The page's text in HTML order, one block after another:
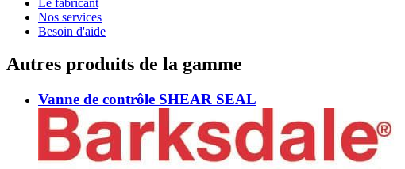
Nos services
Besoin d'aide
Autres produits de la gamme
Vanne de contrôle SHEAR SEAL